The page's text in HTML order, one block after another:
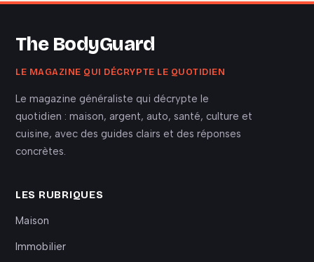
The BodyGuard
LE MAGAZINE QUI DÉCRYPTE LE QUOTIDIEN
Le magazine généraliste qui décrypte le
quotidien : maison, argent, auto, santé, culture et
cuisine, avec des guides clairs et des réponses
concrètes.
LES RUBRIQUES
Maison
Immobilier